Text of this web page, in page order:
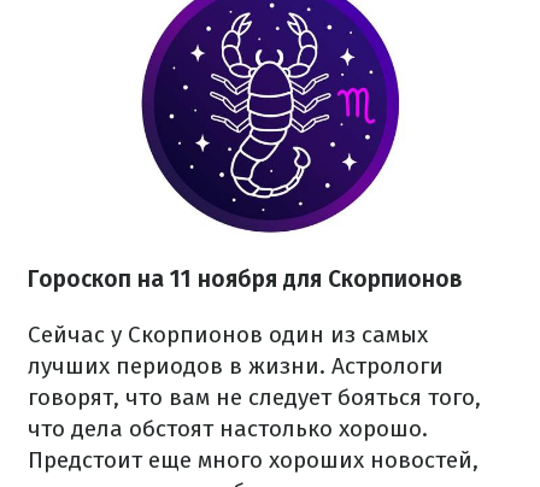
Гороскоп на 11 ноября для Скорпионов
Сейчас у Скорпионов один из самых
лучших периодов в жизни. Астрологи
говорят, что вам не следует бояться того,
что дела обстоят настолько хорошо.
Предстоит еще много хороших новостей,